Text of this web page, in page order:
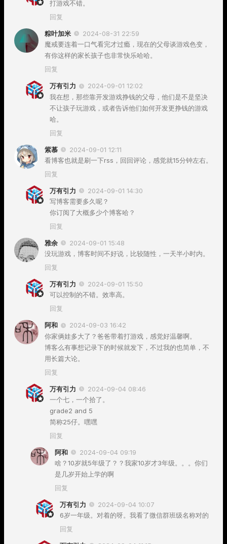
打游戏不错。
回复
粽叶加米
2024-08-31 22:59
魔戒要连着一口气看完才过瘾，现在的父母谈游戏色变，
有你这样的家长孩子也非常快乐哈哈。
回复
万有引力
2024-09-01 12:02
我在想，那些靠开发游戏挣钱的父母，他们是不是坚决
不让孩子玩游戏，或者告诉他们如何开发更挣钱的游戏
哈。
回复
紫慕
2024-09-01 12:11
看博客也就是刷一下rss，回回评论，感觉就15分钟左右。
回复
万有引力
2024-09-01 14:30
写博客需要多久呢？
你订阅了大概多少个博客哈？
回复
雅余
2024-09-01 15:48
没玩游戏，博客时间不好说，比较随性，一天半小时内。
回复
万有引力
2024-09-01 15:50
可以控制的不错。效率高。
回复
阿和
2024-09-03 16:42
你家俩娃多大了？爸爸带着打游戏，感觉好温馨啊。
博客么有事想记录下的时候就发下，不过我的也简单，不
用长篇大论。
回复
万有引力
2024-09-04 08:46
一个七，一个拾了。
grade2 and 5
简称25仔。嘿嘿
回复
阿和
2024-09-04 09:19
啥？10岁就5年级了？？我家10岁才3年级。。。你们
是几岁开始上学的啊
回复
万有引力
2024-09-04 10:07
6岁一年级。对着的呀。我看了微信群班级名称对的
回复